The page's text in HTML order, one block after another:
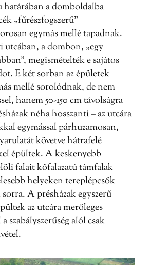
a domboldalba
„fűrészfogszerű”
egymás mellé tapadnak.
utcában, a dombon, „egy
megismételték e sajátos
E két sorban az épületek
mellé sorolódnak, de nem
hanem 50-150 cm távolságra
néha hosszanti – az utcára
egymással párhuzamosan,
követve hátrafelé
épültek. A keskenyebb
falait kőfalazatú támfalak
helyeken tereplépcsők
A présházak egyszerű
az utcára merőleges
szabályszerűség alól csak